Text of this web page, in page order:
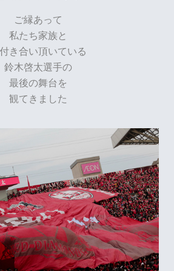
ご縁あって
私たち家族と
き合い頂いている
鈴木啓太選手の
最後の舞台を
観てきました